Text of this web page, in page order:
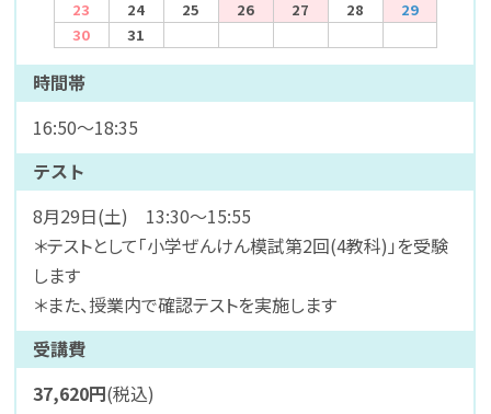
23
24 25 26 27 28
29
30
31
時間帯
16:50～18:35
テスト
8月29日(土) 13:30～15:55
＊テストとして「小学ぜんけん模試第2回(4教科)」を受験
します
＊また、授業内で確認テストを実施します
受講費
37,620円(税込)